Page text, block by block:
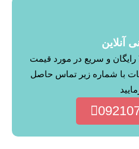
آنلاین
و سریع در مورد قیمت
با شماره زیر تماس حاصل